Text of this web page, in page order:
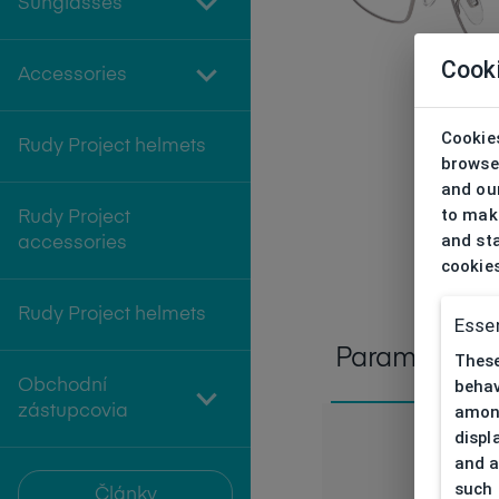
Sunglasses
Accessories
Rudy Project helmets
Rudy Project
accessories
Rudy Project helmets
Obchodní
zástupcovia
Články
Parameters
and
to
and
and
such